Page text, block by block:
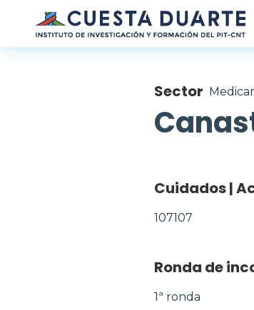
Pasar al contenido principal
Sector
Cuidados |
107107
Ronda de
1ª ronda